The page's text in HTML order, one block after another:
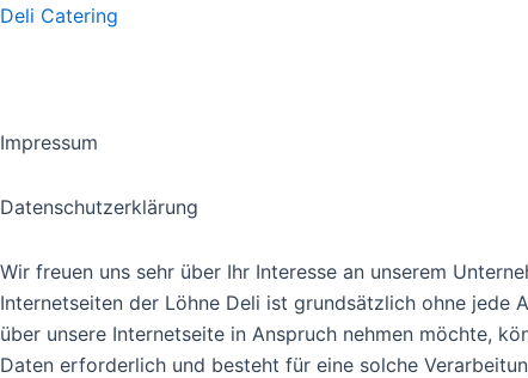
Deli Catering
Impressum
Datenschutzerklärung
Wir freuen uns sehr über Ihr Interesse an unserem
Internetseiten der Löhne Deli ist grundsätzlich ohne jede
über unsere Internetseite in Anspruch nehmen möchte,
Daten erforderlich und besteht für eine solche